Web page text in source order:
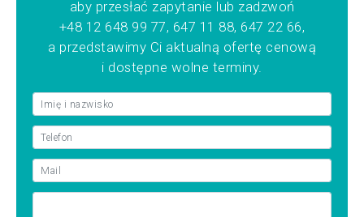
aby przesłać zapytanie lub zadzwoń
+48 12 648 99 77, 647 11 88, 647 22 66,
a przedstawimy Ci aktualną ofertę cenową
i dostępne wolne terminy.